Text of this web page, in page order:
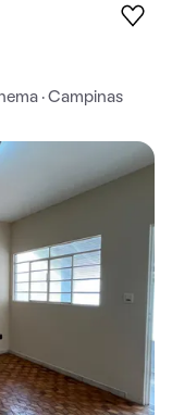
· Campinas